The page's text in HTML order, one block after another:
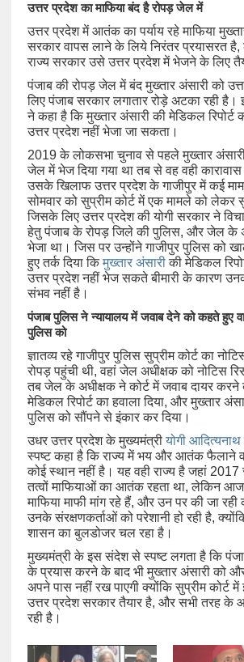
उत्तर प्रदेश का माफिया बंद है रोपड़ जेल में
उत्तर प्रदेश में आतंक का पर्याय रहे माफिया
सरकार वापस लाने के लिये निरंतर प्रयासरत
राज्य सरकार उसे उत्तर प्रदेश में भेजने के लिए
पंजाब की रोपड़ जेल में बंद मुख्तार अंसारी को
लिए पंजाब सरकार लगातार रोड़े अटका रही है।
ने कहा है कि मुख्तार अंसारी की मेडिकल
उत्तर प्रदेश नहीं भेजा जा सकता।
2019 के लोकसभा चुनाव से पहले मुख्तार
जेल में भेज दिया गया था तब से वह वही
उसके खिलाफ उत्तर प्रदेश के गाजीपुर में कई
सोमवार को सुप्रीम कोर्ट में एक मामले को लेकर
जिसके लिए उत्तर प्रदेश की योगी सरकार ने
हेतु पंजाब के रोपड़ जिले की पुलिस, और जेल के
भेजा था। जिस पर उन्होंने गाजीपुर पुलिस को
हुए तर्क दिया किमुख्तार अंसारीकी मेडिकल
उत्तर प्रदेश नहीं भेज सकते बीमारी के कारण
संभव नहीं है।
पंजाब पुलिस ने न्यायालय में जवाब देने को कहते हुए
पुलिस को
ज्ञातव्य रहे गाजीपुर पुलिस सुप्रीम कोर्ट का
रोपड़ पहुंची थी, वहां जेल अधीक्षक को नोटिस
तब जेल के अधीक्षक ने कोर्ट में जवाब दायर
मेडिकल रिपोर्ट का हवाला दिया, और मुख्तार
पुलिस को सौंपने से इंकार कर दिया।
उधर उत्तर प्रदेश के मुख्यमंत्रीयोगी आदित्यनाथ
स्पष्ट कहा है कि राज्य में भय और आतंक फैलाने
कोई स्थान नहीं है। यह वही राज्य है जहां
तत्वों माफियाओं का आतंक रहता था, लेकिन
माफिया माफी मांग रहे हैं, और उन पर की जा रही
उनके संरक्षणकर्ताओं को परेशानी हो रही है,
शासन का बुलडोजर चल रहा है।
मुख्यमंत्री के इस संदेश से स्पष्ट लगता है कि
के प्रयास करने के बाद भी मुख्तार अंसारी को
अपने पास नहीं रख पाएगी क्योंकि सुप्रीम कोर्ट
उत्तर प्रदेश सरकार तैयार है, और सभी तरह के
रही है।